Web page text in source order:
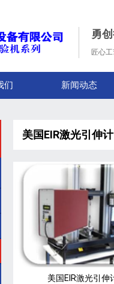
勇
匠心
们 新闻动态
美国EIR激光引伸计
美国EIR激光引伸